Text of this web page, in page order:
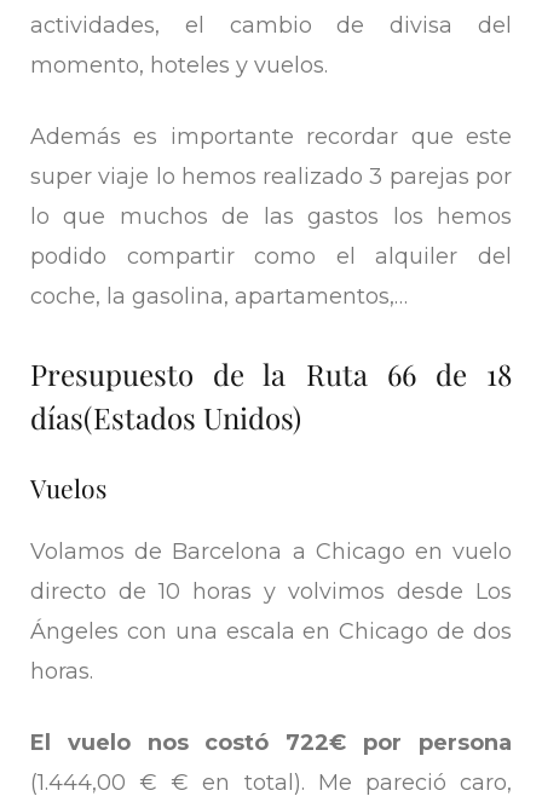
actividades, el cambio de divisa del
momento, hoteles y vuelos.
Además es importante recordar que este
super viaje lo hemos realizado 3 parejas por
lo que muchos de las gastos los hemos
podido compartir como el alquiler del
coche, la gasolina, apartamentos,…
Presupuesto de la Ruta 66 de 18
días(Estados Unidos)
Vuelos
Volamos de Barcelona a Chicago en vuelo
directo de 10 horas y volvimos desde Los
Ángeles con una escala en Chicago de dos
horas.
El vuelo nos costó 722€ por persona
(1.444,00 € € en total). Me pareció caro,